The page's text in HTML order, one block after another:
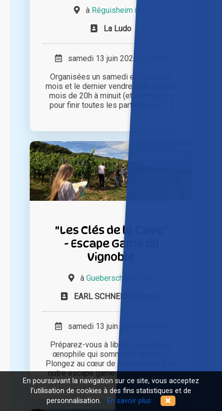
à Réguisheim (68)
La Ludo
samedi 13 juin 2026 à 20h00
Organisées un samedi en milieu de
mois et le dernier vendredi de chaque
mois de 20h à minuit (et même plus
pour finir toutes les parties), ces [...]
"Les Clés de la Cave"
- Escape Game du
Vignoble
à Gueberschwihr (68)
EARL SCHNEIDER Xavier
samedi 13 juin 2026 à 09h30
Préparez-vous à libérer l'aventurier
œnophile qui sommeille en vous !
Plongez au cœur de l'aventure lors de
notre escape game : "Les clés de [...]
En poursuivant la navigation sur ce site, vous acceptez
l'utilisation de cookies à des fins statistiques et de
personnalisation.
En savoir plus